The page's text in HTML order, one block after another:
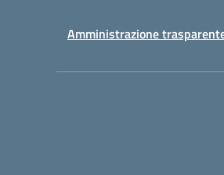
Amministrazione